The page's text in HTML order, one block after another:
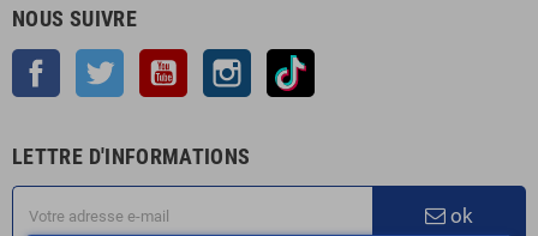
NOUS SUIVRE
Facebook Twitter YouTube Instagram
LETTRE D'INFORMATIONS
ok